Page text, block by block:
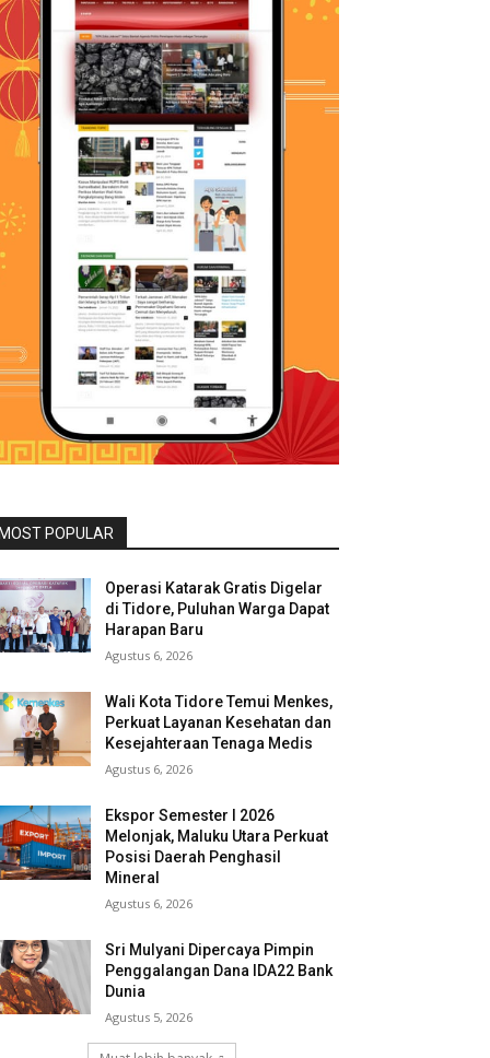
POPULAR
Operasi Katarak Gratis Digelar
di Tidore, Puluhan Warga Dapat
Harapan Baru
Agustus 6, 2026
Wali Kota Tidore Temui Menkes,
Perkuat Layanan Kesehatan dan
Kesejahteraan Tenaga Medis
Agustus 6, 2026
Ekspor Semester I 2026
Melonjak, Maluku Utara Perkuat
Posisi Daerah Penghasil
Mineral
Agustus 6, 2026
Sri Mulyani Dipercaya Pimpin
Penggalangan Dana IDA22 Bank
Dunia
Agustus 5, 2026